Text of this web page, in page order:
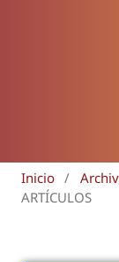
Inicio /
ARTÍCULOS